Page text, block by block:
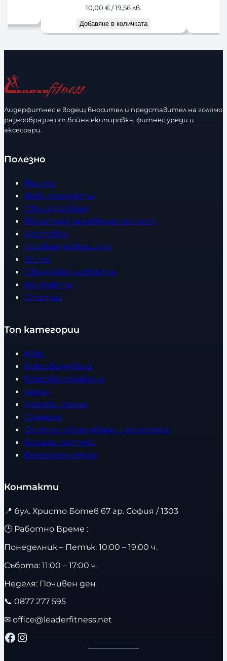
10,00€/ 19,56 лв.
Добавяне в количката
Лидерфитнес е водещ вносител и представител на голямо
разнообразие от бойна екипировка, фитнес уреди и
аксесоари.
Полезно
Начало
Нови продукти
Общи условия
Политика за поверителност
Доставка
Условия за връщане
За нас
Оборудвани обекти
Контакти
Статии
Топ категории
Бокс
Боксови чували
Боксови ръкавици
Дрехи
Детски дрехи
Суичъри
Фитнес оборудване и аксесоари
Бягащи пътеки
Велоергометри
Контакти
📍 бул. Христо Ботев 67 гр. София / 1303
🕒 Работно Време :
Понеделник – Петък: 10:00 – 19:00 ч.
Събота: 11:00 – 17:00 ч.
Неделя: Почивен ден
📞 0877 277 595
✉ office@leaderfitness.net
Facebook Instagram